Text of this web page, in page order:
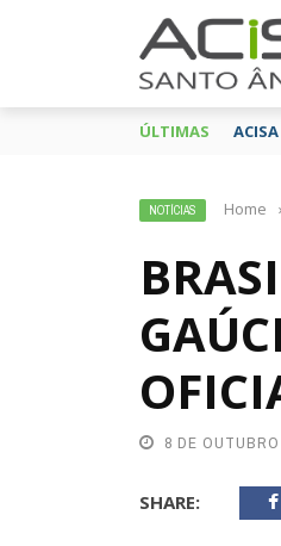
ÚLTIMAS
NOTÍCIAS Home ›
8 DE
SHARE: